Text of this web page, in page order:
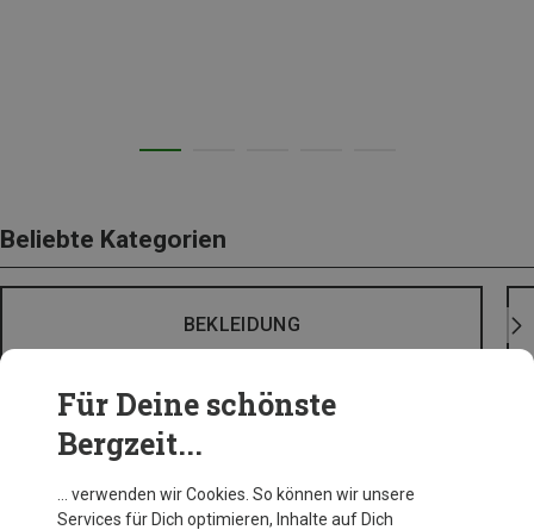
Beliebte Kategorien
BEKLEIDUNG
Für Deine schönste
Bergzeit...
… verwenden wir Cookies. So können wir unsere
Services für Dich optimieren, Inhalte auf Dich